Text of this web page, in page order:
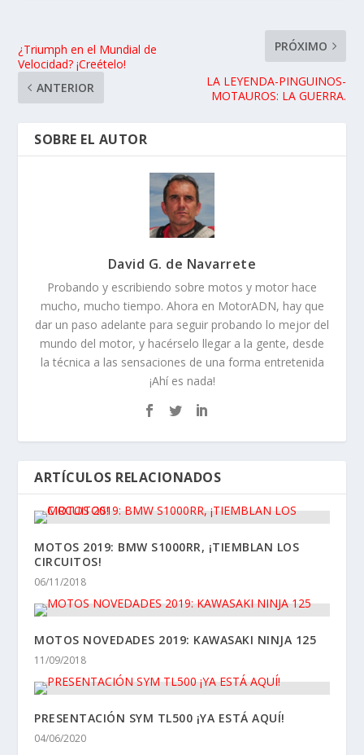
¿Triumph en el Mundial de
Velocidad? ¡Creételo!
ANTERIOR
PRÓXIMO
LA LEYENDA-PINGUINOS-
MOTAUROS: LA GUERRA.
SOBRE EL AUTOR
David G. de Navarrete
Probando y escribiendo sobre motos y motor hace
mucho, mucho tiempo. Ahora en MotorADN, hay que
dar un paso adelante para seguir probando lo mejor del
mundo del motor, y hacérselo llegar a la gente, desde
la técnica a las sensaciones de una forma entretenida
¡Ahí es nada!
ARTÍCULOS RELACIONADOS
MOTOS 2019: BMW S1000RR, ¡TIEMBLAN LOS
CIRCUITOS!
06/11/2018
MOTOS NOVEDADES 2019: KAWASAKI NINJA 125
11/09/2018
PRESENTACIÓN SYM TL500 ¡YA ESTÁ AQUÍ!
04/06/2020